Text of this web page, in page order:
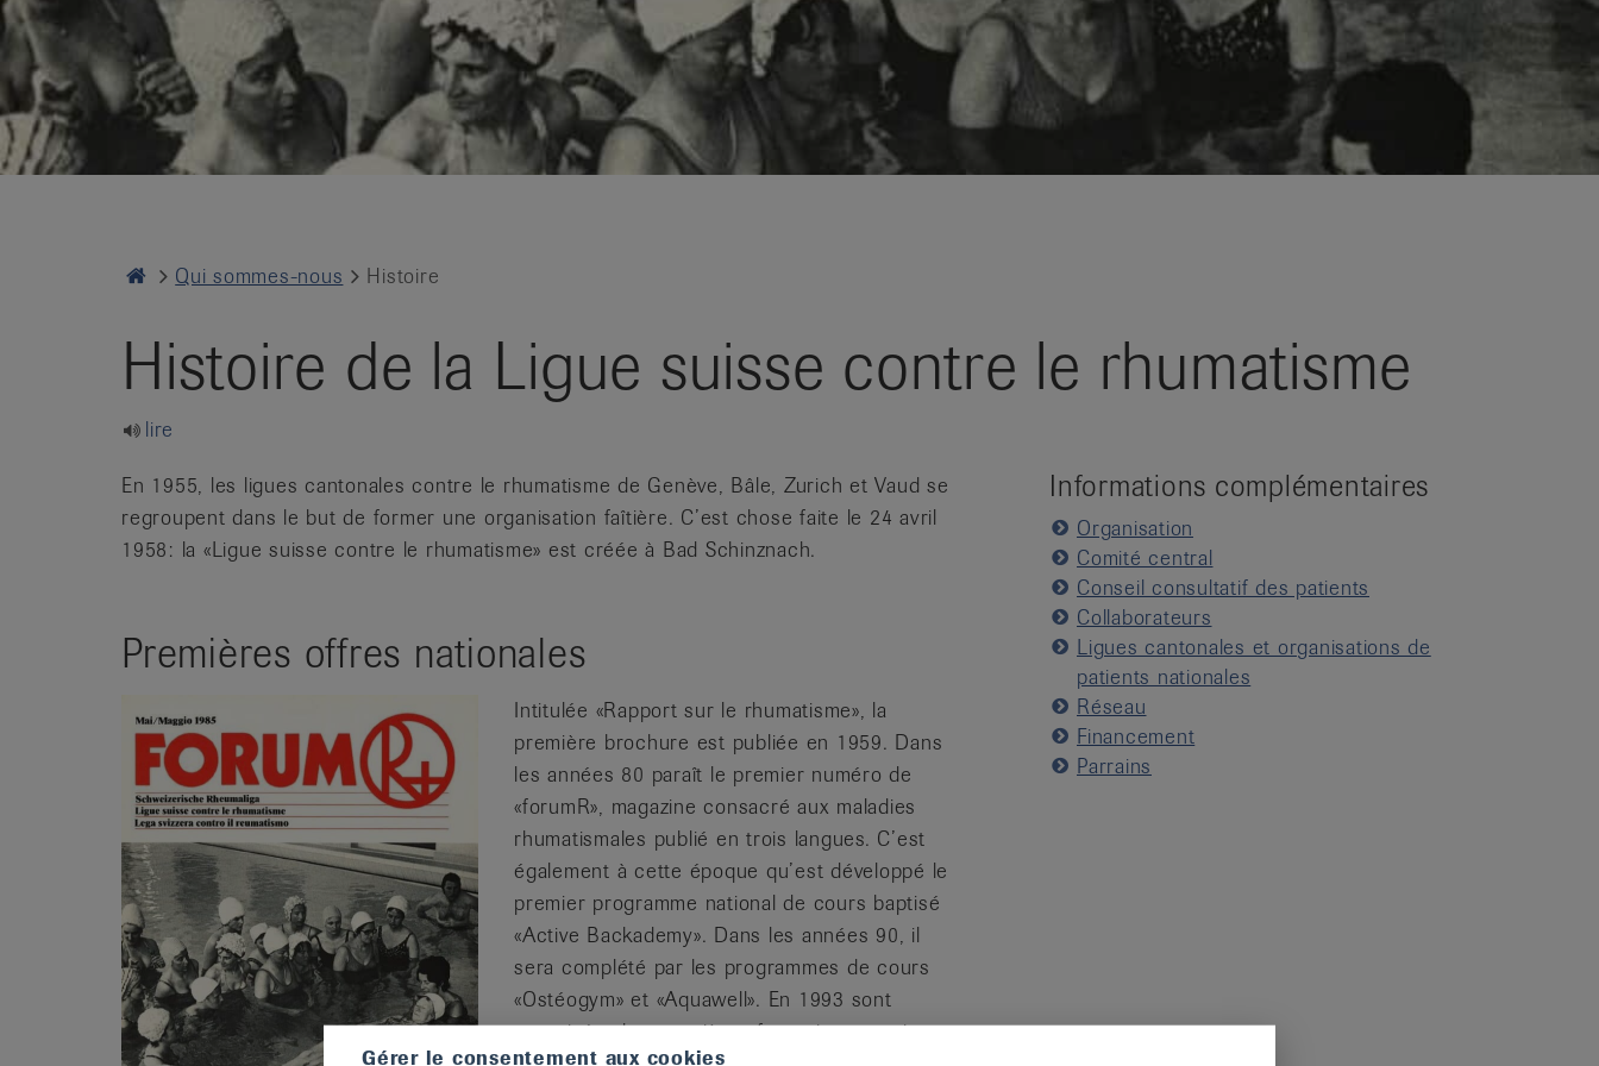
it
Home
Qui sommes-nous Histoire
Histoire de la Ligue suisse contre le rhumatisme
lire
En 1955, les ligues cantonales contre le rhumatisme de Genève, Bâle, Zurich et Vaud se
regroupent dans le but de former une organisation faîtière. C’est chose faite le 24 avril
1958: la «Ligue suisse contre le rhumatisme» est créée à Bad Schinznach.
Premières offres nationales
Intitulée «Rapport sur le rhumatisme», la
première brochure est publiée en 1959. Dans
les années 80 paraît le premier numéro de
«forumR», magazine consacré aux maladies
rhumatismales publié en trois langues. C’est
également à cette époque qu’est développé le
premier programme national de cours baptisé
«Active Backademy». Dans les années 90, il
sera complété par les programmes de cours
«Ostéogym» et «Aquawell». En 1993 sont
organisées les premières formations continues
Informations complémentaires
Organisation
Comité central
Conseil consultatif des patients
Collaborateurs
Ligues cantonales et organisations de
patients nationales
Réseau
Financement
Parrains
Gérer le consentement aux cookies